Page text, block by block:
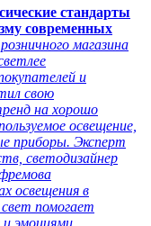
стандарты
современных
магазина
и
свою
на хорошо
освещение,
приборы. Эксперт
светодизайнер
освещения в
помогает
эмоциями